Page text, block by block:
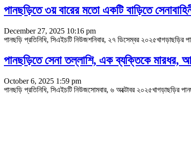
পানছড়িতে ৩য় বারের মতো একটি বাড়িতে
December 27, 2025 10:16 pm
পানছড়ি প্রতিনিধি, সিএইচটি নিউজশনিবার, ২৭ ডিসেম্বর ২০২৫খাগড়াছড়ির
পানছড়িতে সেনা তল্লাশি, এক ব্যক্তিকে মারধর,
October 6, 2025 1:59 pm
পানছড়ি প্রতিনিধি, সিএইচটি নিউজসোমবার, ৬ অক্টোবর ২০২৫খাগড়াছড়ির